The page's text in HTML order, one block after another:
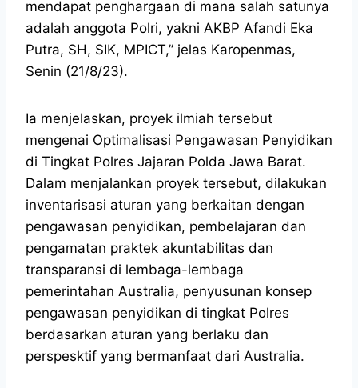
mendapat penghargaan di mana salah satunya
adalah anggota Polri, yakni AKBP Afandi Eka
Putra, SH, SIK, MPICT,” jelas Karopenmas,
Senin (21/8/23).
Ia menjelaskan, proyek ilmiah tersebut
mengenai Optimalisasi Pengawasan Penyidikan
di Tingkat Polres Jajaran Polda Jawa Barat.
Dalam menjalankan proyek tersebut, dilakukan
inventarisasi aturan yang berkaitan dengan
pengawasan penyidikan, pembelajaran dan
pengamatan praktek akuntabilitas dan
transparansi di lembaga-lembaga
pemerintahan Australia, penyusunan konsep
pengawasan penyidikan di tingkat Polres
berdasarkan aturan yang berlaku dan
perspesktif yang bermanfaat dari Australia.